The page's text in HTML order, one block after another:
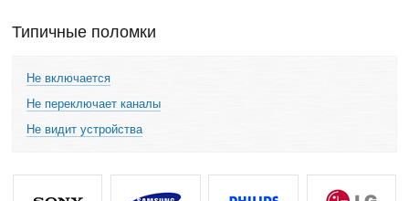
Типичные поломки
Не включается
Не переключает каналы
Не видит устройства